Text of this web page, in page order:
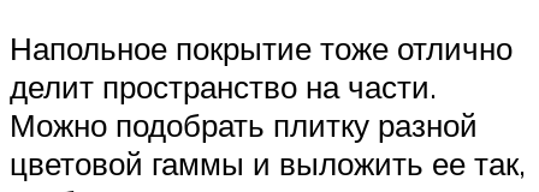
Напольное покрытие тоже отлично
делит пространство на части.
Можно подобрать плитку разной
цветовой гаммы и выложить ее так,